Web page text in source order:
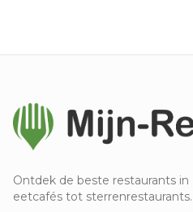
Ontdek de beste restaurants in
eetcafés tot sterrenrestaurants.